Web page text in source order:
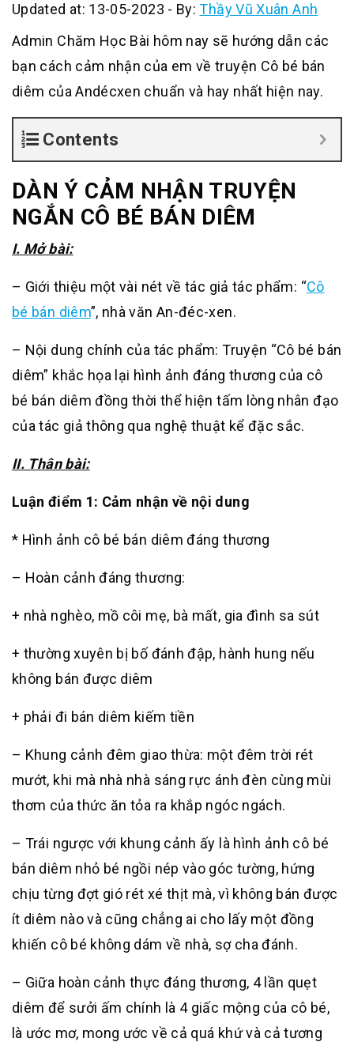
Updated at: 13-05-2023 - By:Thầy Vũ Xuân Anh
Admin Chăm Học Bài hôm nay sẽ hướng dẫn các
bạn cách cảm nhận của em về truyện Cô bé bán
diêm của Andécxen chuẩn và hay nhất hiện nay.
Contents
DÀN Ý CẢM NHẬN TRUYỆN
NGẮN CÔ BÉ BÁN DIÊM
I. Mở bài:
– Giới thiệu một vài nét về tác giả tác phẩm: “Cô
bé bán diêm”, nhà văn An-đéc-xen.
– Nội dung chính của tác phẩm: Truyện “Cô bé bán
diêm” khắc họa lại hình ảnh đáng thương của cô
bé bán diêm đồng thời thể hiện tấm lòng nhân đạo
của tác giả thông qua nghệ thuật kể đặc sắc.
II. Thân bài:
Luận điểm 1: Cảm nhận về nội dung
* Hình ảnh cô bé bán diêm đáng thương
– Hoàn cảnh đáng thương:
+ nhà nghèo, mồ côi mẹ, bà mất, gia đình sa sút
+ thường xuyên bị bố đánh đập, hành hung nếu
không bán được diêm
+ phải đi bán diêm kiếm tiền
– Khung cảnh đêm giao thừa: một đêm trời rét
mướt, khi mà nhà nhà sáng rực ánh đèn cùng mùi
thơm của thức ăn tỏa ra khắp ngóc ngách.
– Trái ngược với khung cảnh ấy là hình ảnh cô bé
bán diêm nhỏ bé ngồi nép vào góc tường, hứng
chịu từng đợt gió rét xé thịt mà, vì không bán được
ít diêm nào và cũng chẳng ai cho lấy một đồng
khiến cô bé không dám về nhà, sợ cha đánh.
– Giữa hoàn cảnh thực đáng thương, 4 lần quẹt
diêm để sưởi ấm chính là 4 giấc mộng của cô bé,
là ước mơ, mong ước về cả quá khứ và cả tương